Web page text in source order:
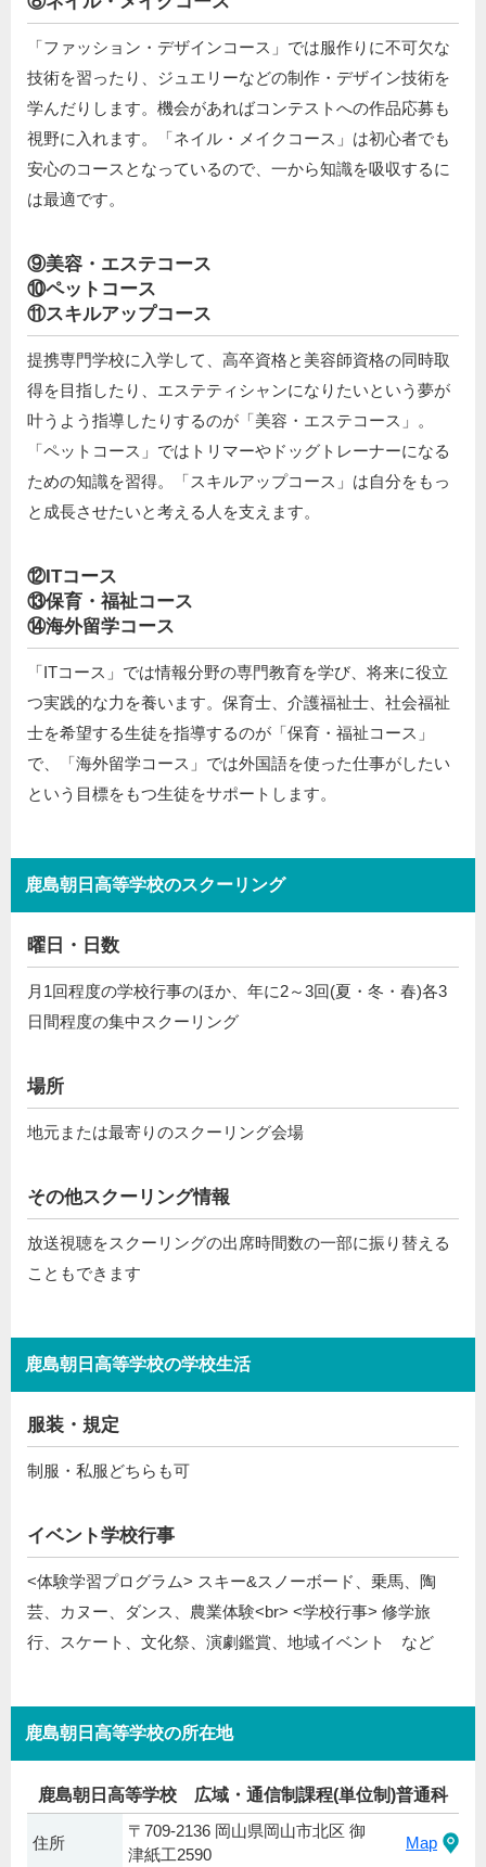
「ファッション・デザインコース」では服作りに不可欠な
技術を習ったり、ジュエリーなどの制作・デザイン技術を
学んだりします。機会があればコンテストへの作品応募も
視野に入れます。「ネイル・メイクコース」は初心者でも
安心のコースとなっているので、一から知識を吸収するに
は最適です。
⑨美容・エステコース
⑩ペットコース
⑪スキルアップコース
提携専門学校に入学して、高卒資格と美容師資格の同時取
得を目指したり、エステティシャンになりたいという夢が
叶うよう指導したりするのが「美容・エステコース」。
「ペットコース」ではトリマーやドッグトレーナーになる
ための知識を習得。「スキルアップコース」は自分をもっ
と成長させたいと考える人を支えます。
⑫ITコース
⑬保育・福祉コース
⑭海外留学コース
「ITコース」では情報分野の専門教育を学び、将来に役立
つ実践的な力を養います。保育士、介護福祉士、社会福祉
士を希望する生徒を指導するのが「保育・福祉コース」
で、「海外留学コース」では外国語を使った仕事がしたい
という目標をもつ生徒をサポートします。
鹿島朝日高等学校のスクーリング
曜日・日数
月1回程度の学校行事のほか、年に2～3回(夏・冬・春)各3
日間程度の集中スクーリング
場所
地元または最寄りのスクーリング会場
その他スクーリング情報
放送視聴をスクーリングの出席時間数の一部に振り替える
こともできます
鹿島朝日高等学校の学校生活
服装・規定
制服・私服どちらも可
イベント学校行事
<体験学習プログラム> スキー&スノーボード、乗馬、陶
芸、カヌー、ダンス、農業体験<br> <学校行事> 修学旅
行、スケート、文化祭、演劇鑑賞、地域イベント など
鹿島朝日高等学校の所在地
鹿島朝日高等学校 広域・通信制課程(単位制)普通科
住所
〒709-2136 岡山県岡山市北区 御
津紙工2590
Map